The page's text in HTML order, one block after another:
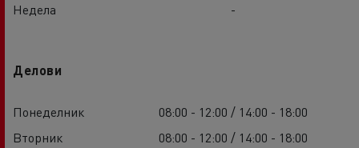
Недела
-
Делови
Понеделник
08:00 - 12:00 / 14:00 - 18:00
Вторник
08:00 - 12:00 / 14:00 - 18:00